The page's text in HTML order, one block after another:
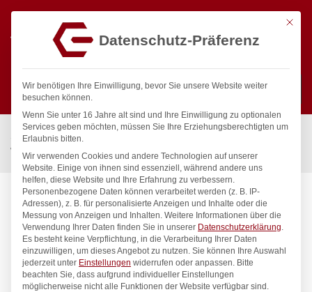
Suchen
Start / Gastronomiebedarf & Gastro Geräte für Profis
Wassertechnik
Wandbatterie master Wandbatterie 1/2″
Mit
Datenschutz-Präferenz
Wir benötigen Ihre Einwilligung, bevor Sie unsere Website weiter
besuchen können.
Wenn Sie unter 16 Jahre alt sind und Ihre Einwilligung zu optionalen
Services geben möchten, müssen Sie Ihre Erziehungsberechtigten um
Erlaubnis bitten.
Wir verwenden Cookies und andere Technologien auf unserer
Website. Einige von ihnen sind essenziell, während andere uns
helfen, diese Website und Ihre Erfahrung zu verbessern.
Personenbezogene Daten können verarbeitet werden (z. B. IP-
Adressen), z. B. für personalisierte Anzeigen und Inhalte oder die
Messung von Anzeigen und Inhalten. Weitere Informationen über die
Verwendung Ihrer Daten finden Sie in unserer Datenschutzerklärung.
Es besteht keine Verpflichtung, in die Verarbeitung Ihrer Daten
einzuwilligen, um dieses Angebot zu nutzen. Sie können Ihre Auswahl
jederzeit unter Einstellungen widerrufen oder anpassen. Bitte
beachten Sie, dass aufgrund individueller Einstellungen
möglicherweise nicht alle Funktionen der Website verfügbar sind.